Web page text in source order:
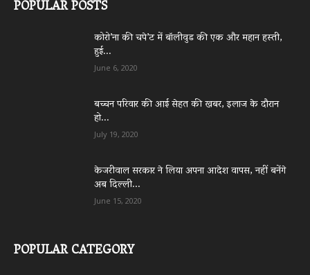
POPULAR POSTS
कोरो’ना की चपे’ट में बॉलीवुड की एक और महान हस्ती,
हुई...
June 6, 2020
बच्चन परिवार की आई सेहत की खबर, इलाज के दौरान
हो...
July 19, 2020
केजरीवाल सरकार ने लिया अपना आदेश वापस, नहीं बनेंगे
अब दिल्ली...
June 15, 2020
POPULAR CATEGORY